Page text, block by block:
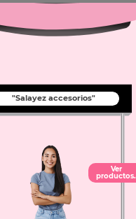
"Salayez accesorios"
Ver
productos.